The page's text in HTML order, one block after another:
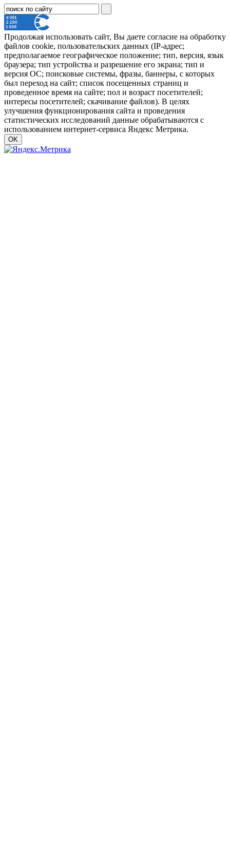
Продолжая использовать сайт, Вы даете согласие на обработку
файлов cookie, пользовательских данных (IP-адрес;
предполагаемое географическое положение; тип, версия, язык
браузера; тип устройства и разрешение его экрана; тип и
версия ОС; поисковые системы, фразы, баннеры, с которых
был переход на сайт; список посещенных страниц и
проведенное время на сайте; пол и возраст посетителей;
интересы посетителей; скачивание файлов). В целях
улучшения функционирования сайта и проведения
статистических исследований данные обрабатываются с
использованием интернет-сервиса Яндекс Метрика.
OK